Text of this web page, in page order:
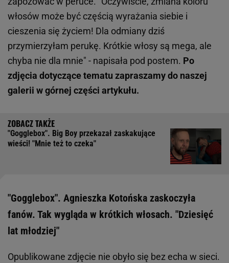
włosów może być częścią wyrażania siebie i
cieszenia się życiem! Dla odmiany dziś
przymierzyłam perukę. Krótkie włosy są mega, ale
chyba nie dla mnie" - napisała pod postem. Po
zdjęcia dotyczące tematu zapraszamy do naszej
galerii w górnej części artykułu.
"Gogglebox". Big Boy przekazał zaskakujące
wieści! "Mnie też to czeka"
"Gogglebox". Agnieszka Kotońska zaskoczyła
fanów. Tak wygląda w krótkich włosach. "Dziesięć
lat młodziej"
Opublikowane zdjęcie nie obyło się bez echa w sieci.